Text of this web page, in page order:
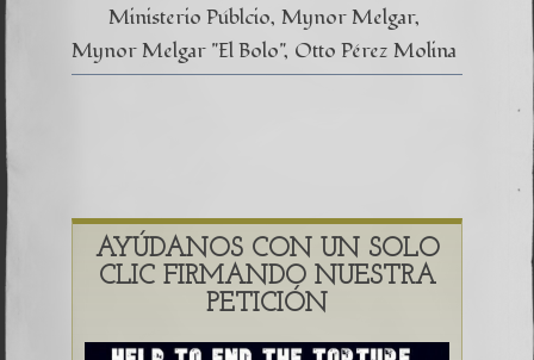
Ministerio Públcio Mynor Melgar
Mynor Melgar "El Bolo" Otto Pérez Molina
AYÚDANOS CON UN SOLO
CLIC FIRMANDO NUESTRA
PETICIÓN